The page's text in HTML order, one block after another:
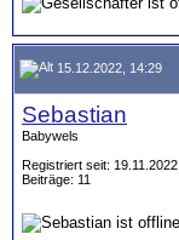
15.12.2022, 14:29
Sebastian
Babywels
Registriert seit: 19.11.2022
Beiträge: 11